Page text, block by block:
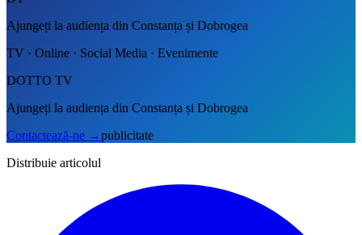
Ajungeți la audiența din Constanța și Dobrogea
TV · Online · Social Media · Evenimente
DOTTO TV
Ajungeți la audiența din Constanța și Dobrogea
Contactează-ne →publicitate
Distribuie articolul